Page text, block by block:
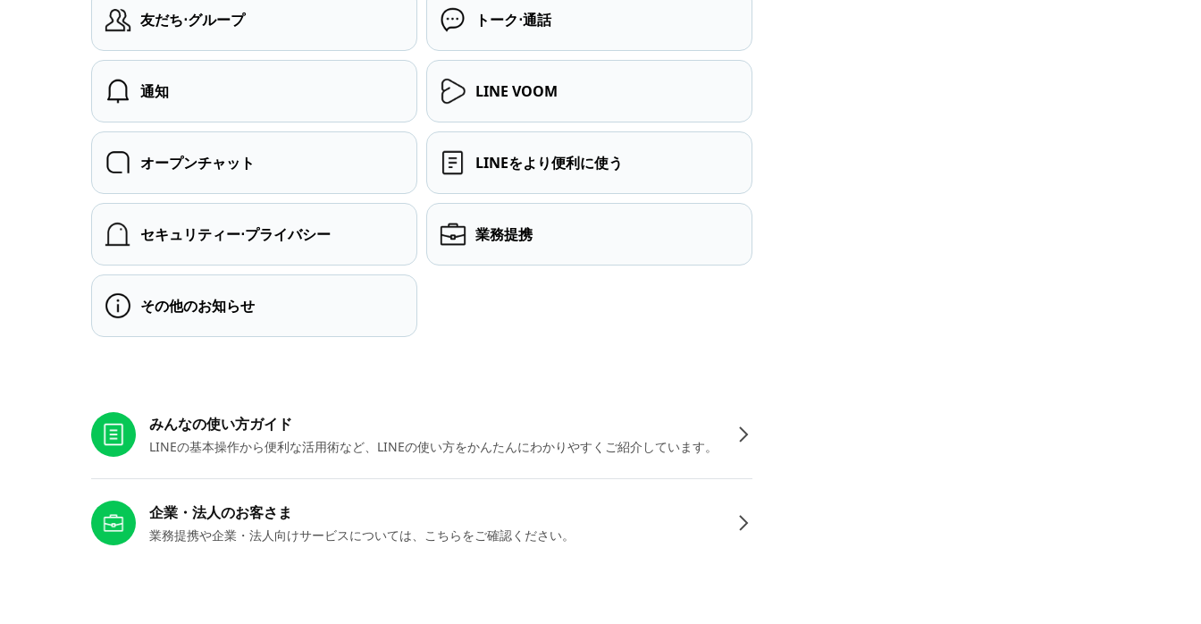
友だち⋅グループ トーク⋅通話
通知 LINE VOOM
オープンチャット LINEをより便利に使う
セキュリティー⋅プライバシー 業務提携
その他のお知らせ
みんなの使い方ガイド
LINEの基本操作から便利な活用術など、LINEの使い方をかんたんにわかりやすくご紹介しています。
企業・法人のお客さま
業務提携や企業・法人向けサービスについては、こちらをご確認ください。